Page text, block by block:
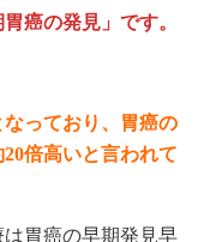
癌の発見」です。
っており、胃癌の
倍高いと言われて
胃癌の早期発見早